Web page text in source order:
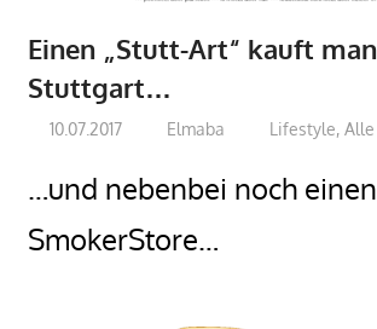
Einen „Stutt-Art“ kauft
Stuttgart…
10.07.2017 Elmaba Lifestyle,
…und nebenbei noch
SmokerStore…